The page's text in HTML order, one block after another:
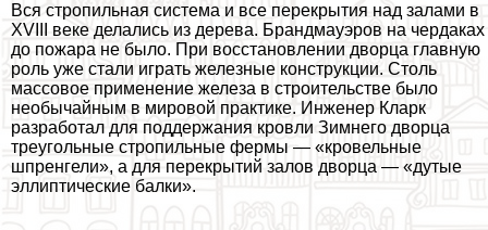
Вся стропильная система и все перекрытия над залами в
XVIII веке делались из дерева. Брандмауэров на чердаках
до пожара не было. При восстановлении дворца главную
роль уже стали играть железные конструкции. Столь
массовое применение железа в строительстве было
необычайным в мировой пpaктике. Инженер Кларк
разработал для поддержания кровли Зимнего дворца
треугольные стропильные фермы — «кровельные
шпренгели», а для перекрытий залов дворца — «дутые
эллиптические балки».